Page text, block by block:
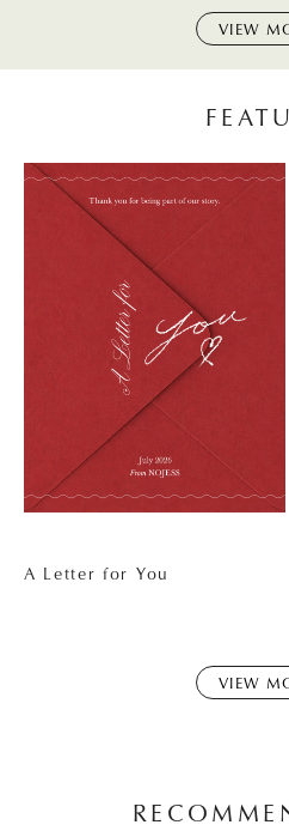
VIEW
A Letter for You
VIEW